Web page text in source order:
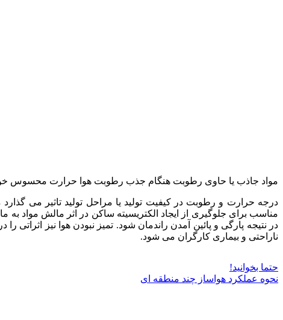
مواد جاذب یا حاوی رطوبت هنگام جذب رطوبت هوا حرارت محسوس
مناسب برای جلوگیری از ایجاد الکتریسیته ساکن در اثر مالش مواد
در نتیجه پارگی و پائین آمدن راندمان شود. تمیز نبودن هوا نیز اثراتی
ناراحتی و بیماری کارگران می شود.
حتما بخوانید!
نحوه عملکرد هواساز چند منطقه ای